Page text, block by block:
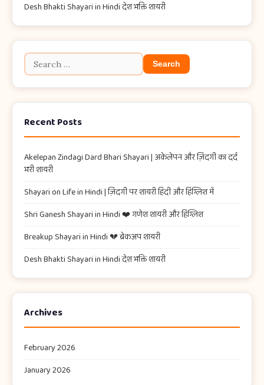
Desh Bhakti Shayari in Hindi देश भक्ति शायरी
Recent Posts
Akelepan Zindagi Dard Bhari Shayari​ | अकेलेपन और ज़िंदगी का दर्द
भरी शायरी
Shayari on Life in Hindi | ज़िंदगी पर शायरी हिंदी और हिंग्लिश में
Shri Ganesh Shayari in Hindi ❤️ गणेश शायरी और हिंग्लिश
Breakup Shayari in Hindi 💔 ब्रेकअप शायरी
Desh Bhakti Shayari in Hindi देश भक्ति शायरी
Archives
February 2026
January 2026